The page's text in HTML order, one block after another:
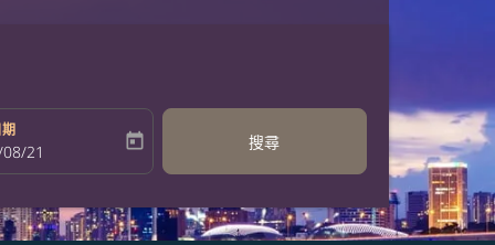
return-date-aria-label
21 today 搜尋